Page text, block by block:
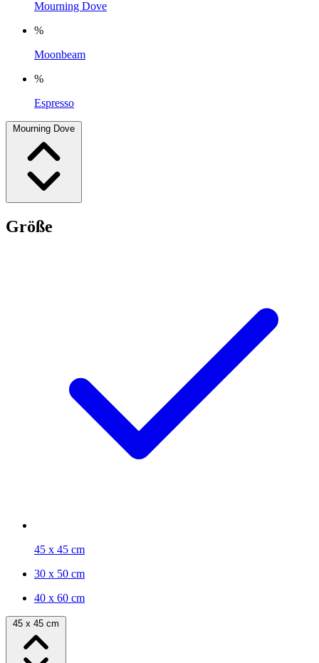
Mourning Dove
%
Moonbeam
%
Espresso
Mourning Dove
Größe
45 x 45 cm
30 x 50 cm
40 x 60 cm
45 x 45 cm